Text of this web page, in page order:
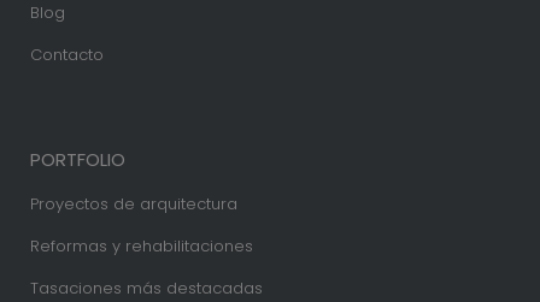
Blog
Contacto
PORTFOLIO
Proyectos de arquitectura
Reformas y rehabilitaciones
Tasaciones más destacadas